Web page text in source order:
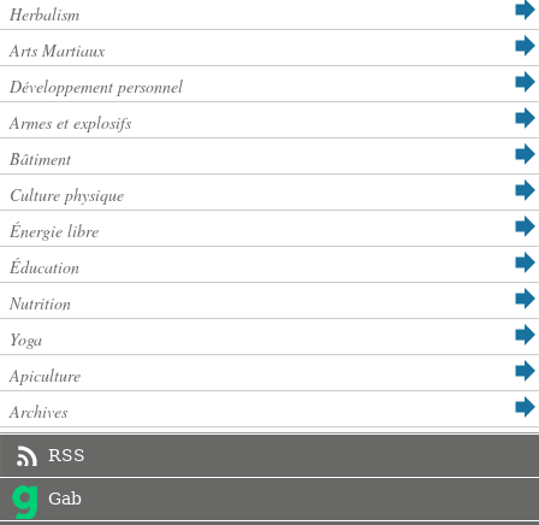
Herbalism
Arts Martiaux
Développement personnel
Armes et explosifs
Bâtiment
Culture physique
Énergie libre
Éducation
Nutrition
Yoga
Apiculture
Archives
RSS
Gab